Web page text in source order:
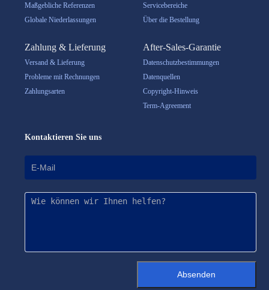
Maßgebliche Referenzen
Globale Niederlassungen
Servicebereiche
Über die Bestellung
Zahlung & Lieferung
Versand & Lieferung
Probleme mit Rechnungen
Zahlungsarten
After-Sales-Garantie
Datenschutzbestimmungen
Datenquellen
Copyright-Hinweis
Term-Agreement
Kontaktieren Sie uns
Absenden